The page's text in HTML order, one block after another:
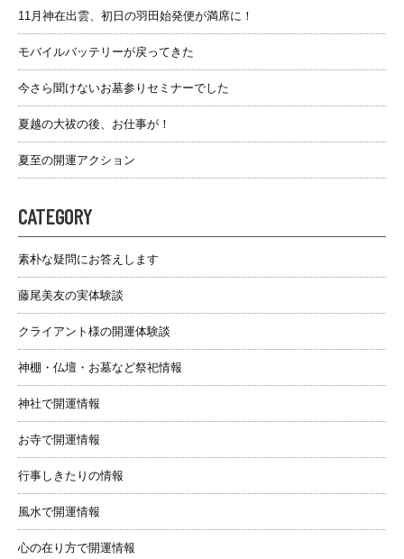
11月神在出雲、初日の羽田始発便が満席に！
モバイルバッテリーが戻ってきた
今さら聞けないお墓参りセミナーでした
夏越の大祓の後、お仕事が！
夏至の開運アクション
CATEGORY
素朴な疑問にお答えします
藤尾美友の実体験談
クライアント様の開運体験談
神棚・仏壇・お墓など祭祀情報
神社で開運情報
お寺で開運情報
行事しきたりの情報
風水で開運情報
心の在り方で開運情報